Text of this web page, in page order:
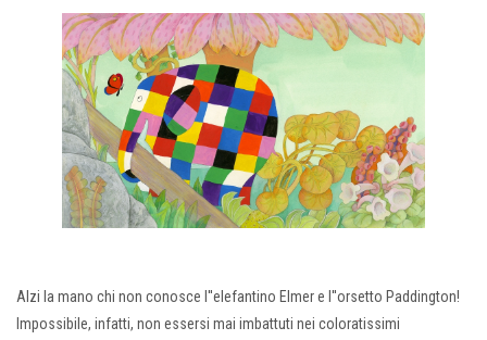
Alzi la mano chi non conosce l''elefantino Elmer e l''orsetto Paddington!
Impossibile, infatti, non essersi mai imbattuti nei coloratissimi